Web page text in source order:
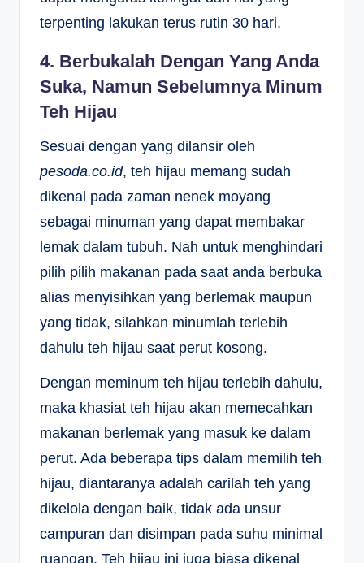
terpenting lakukan terus rutin 30 hari.
4. Berbukalah Dengan Yang Anda
Suka, Namun Sebelumnya Minum
Teh Hijau
Sesuai dengan yang dilansir oleh
pesoda.co.id, teh hijau memang sudah
dikenal pada zaman nenek moyang
sebagai minuman yang dapat membakar
lemak dalam tubuh. Nah untuk menghindari
pilih pilih makanan pada saat anda berbuka
alias menyisihkan yang berlemak maupun
yang tidak, silahkan minumlah terlebih
dahulu teh hijau saat perut kosong.
Dengan meminum teh hijau terlebih dahulu,
maka khasiat teh hijau akan memecahkan
makanan berlemak yang masuk ke dalam
perut. Ada beberapa tips dalam memilih teh
hijau, diantaranya adalah carilah teh yang
dikelola dengan baik, tidak ada unsur
campuran dan disimpan pada suhu minimal
ruangan. Teh hijau ini juga biasa dikenal